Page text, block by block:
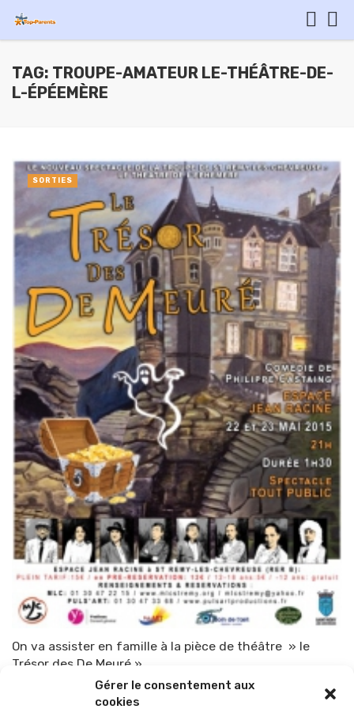
Gérer le consentement aux
cookies
TAG: TROUPE-AMATEUR LE-THÉÂTRE-DE-
L-ÉPÉEMÈRE
On va assister en famille à la pièce de théâtre » le
Trésor des De Meuré »
TOP-PARENTS 8 mai 2015
SORTIES